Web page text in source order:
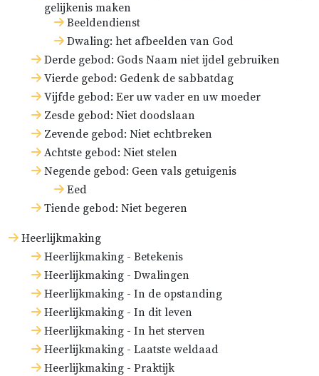
gelijkenis maken
Beeldendienst
Dwaling: het afbeelden van God
Derde gebod: Gods Naam niet ijdel gebruiken
Vierde gebod: Gedenk de sabbatdag
Vijfde gebod: Eer uw vader en uw moeder
Zesde gebod: Niet doodslaan
Zevende gebod: Niet echtbreken
Achtste gebod: Niet stelen
Negende gebod: Geen vals getuigenis
Eed
Tiende gebod: Niet begeren
Heerlijkmaking
Heerlijkmaking - Betekenis
Heerlijkmaking - Dwalingen
Heerlijkmaking - In de opstanding
Heerlijkmaking - In dit leven
Heerlijkmaking - In het sterven
Heerlijkmaking - Laatste weldaad
Heerlijkmaking - Praktijk